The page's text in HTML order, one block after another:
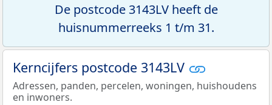
De postcode 3143LV heeft de
huisnummerreeks 1 t/m 31.
Kerncijfers postcode 3143LV
Adressen, panden, percelen, woningen, huishoudens
en inwoners.